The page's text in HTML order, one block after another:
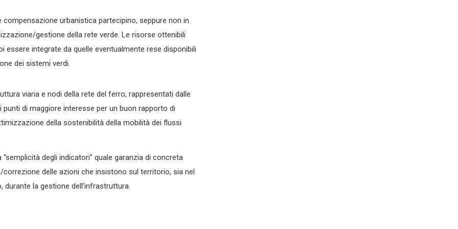
urbanistica partecipino, seppure non in
gestione della rete verde. Le risorse ottenibili
essere integrate da quelle eventualmente rese disponibili
dei sistemi verdi.
viaria e nodi della rete del ferro, rappresentati dalle
di maggiore interesse per un buon rapporto di
della sostenibilità della mobilità dei flussi
degli indicatori” quale garanzia di concreta
delle azioni che insistono sul territorio, sia nel
la gestione dell’infrastruttura.